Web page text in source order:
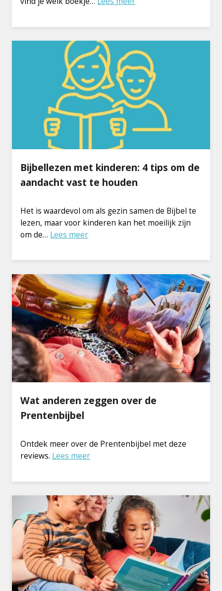
Bijbellezen met kinderen: 4 tips om de
aandacht vast te houden
Het is waardevol om als gezin samen de Bijbel te
lezen, maar voor kinderen kan het moeilijk zijn
om de… Lees meer
Wat anderen zeggen over de
Prentenbijbel
Ontdek meer over de Prentenbijbel met deze
reviews. Lees meer